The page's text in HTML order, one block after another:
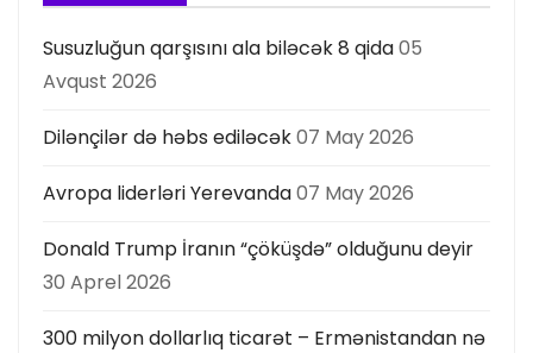
ı
Susuzluğun qarşısını ala biləcək 8 qida05
Avqust 2026
Dilənçilər də həbs ediləcək07 May 2026
Avropa liderləri Yerevanda07 May 2026
Donald Trump İranın “çöküşdə” olduğunu deyir
30 Aprel 2026
300 milyon dollarlıq ticarət – Ermənistandan nə